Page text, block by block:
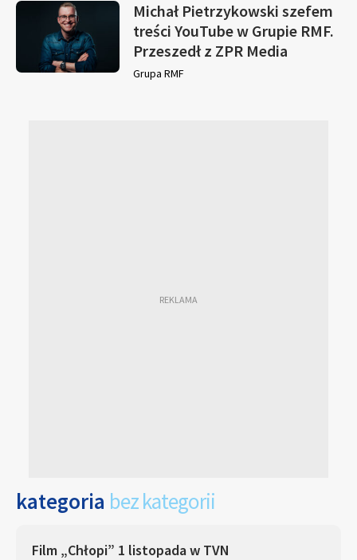
Michał Pietrzykowski szefem
treści YouTube w Grupie RMF.
Przeszedł z ZPR Media
Grupa RMF
kategoria bez kategorii
Film „Chłopi” 1 listopada w TVN